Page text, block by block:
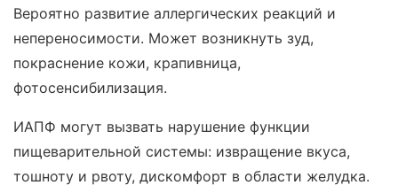
Вероятно развитие аллергических реакций и
непереносимости. Может возникнуть зуд,
покраснение кожи, крапивница,
фотосенсибилизация.
ИАПФ могут вызвать нарушение функции
пищеварительной системы: извращение вкуса,
тошноту и рвоту, дискомфорт в области желудка.